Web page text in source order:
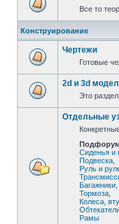
Все то
Конструирование
Чертежи
Готовые
2d и 3d
Это
Отдельные
Сиденья и
Подвеска
Руль и
Тормоза
Колеса,
Рамы